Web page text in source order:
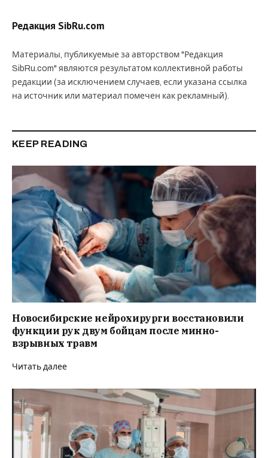
Редакция SibRu.com
Материалы, публикуемые за авторством "Редакция
SibRu.com" являются результатом коллективной работы
редакции (за исключением случаев, если указана ссылка
на источник или материал помечен как рекламный).
KEEP READING
Новосибирские нейрохирурги восстановили
функции рук двум бойцам после минно-
взрывных травм
Читать далее